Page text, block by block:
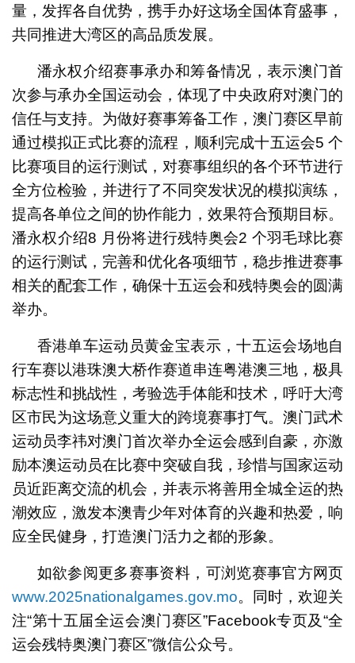
量，发挥各自优势，携手办好这场全国体育盛事，
共同推进大湾区的高品质发展。
潘永权介绍赛事承办和筹备情况，表示澳门首
次参与承办全国运动会，体现了中央政府对澳门的
信任与支持。为做好赛事筹备工作，澳门赛区早前
通过模拟正式比赛的流程，顺利完成十五运会5 个
比赛项目的运行测试，对赛事组织的各个环节进行
全方位检验，并进行了不同突发状况的模拟演练，
提高各单位之间的协作能力，效果符合预期目标。
潘永权介绍8 月份将进行残特奥会2 个羽毛球比赛
的运行测试，完善和优化各项细节，稳步推进赛事
相关的配套工作，确保十五运会和残特奥会的圆满
举办。
香港单车运动员黄金宝表示，十五运会场地自
行车赛以港珠澳大桥作赛道串连粤港澳三地，极具
标志性和挑战性，考验选手体能和技术，呼吁大湾
区市民为这场意义重大的跨境赛事打气。澳门武术
运动员李祎对澳门首次举办全运会感到自豪，亦激
励本澳运动员在比赛中突破自我，珍惜与国家运动
员近距离交流的机会，并表示将善用全城全运的热
潮效应，激发本澳青少年对体育的兴趣和热爱，响
应全民健身，打造澳门活力之都的形象。
如欲参阅更多赛事资料，可浏览赛事官方网页
www.2025nationalgames.gov.mo。同时，欢迎关
注“第十五届全运会澳门赛区”Facebook专页及“全
运会残特奥澳门赛区”微信公众号。